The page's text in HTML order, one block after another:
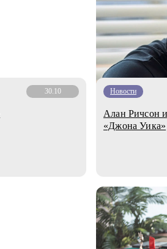
30.10 Новости
Алан Ричсон
«Джона Уика»